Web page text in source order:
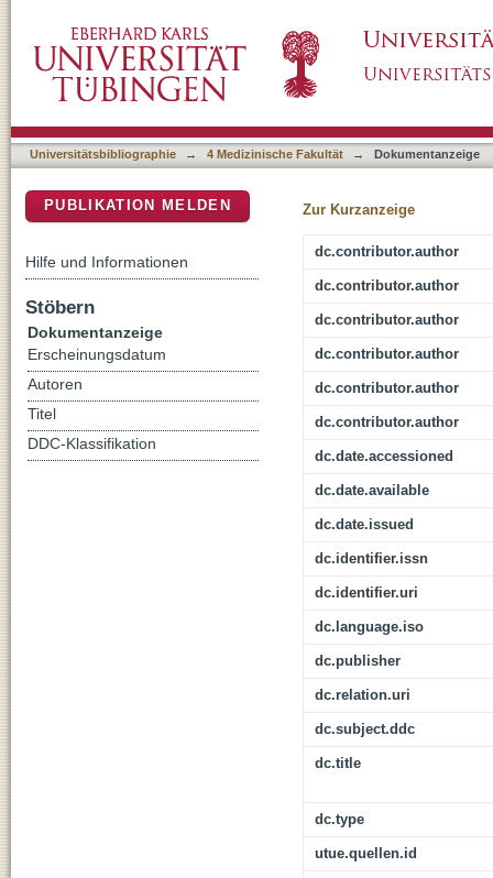
Universitätsbibliographie → 4 Medizinische Fakultät → Dokumentanzeige
Zur Kurzanzeige
dc.contributor.author
dc.contributor.author
dc.contributor.author
dc.contributor.author
dc.contributor.author
dc.contributor.author
dc.date.accessioned
dc.date.available
dc.date.issued
dc.identifier.issn
dc.identifier.uri
dc.language.iso
dc.publisher
dc.relation.uri
dc.subject.ddc
dc.title
dc.type
utue.quellen.id
PUBLIKATION MELDEN
Hilfe und Informationen
Stöbern
Dokumentanzeige
Erscheinungsdatum
Autoren
Titel
DDC-Klassifikation